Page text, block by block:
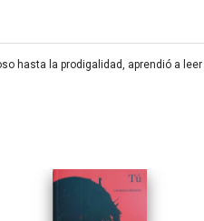
hasta la prodigalidad, aprendió a